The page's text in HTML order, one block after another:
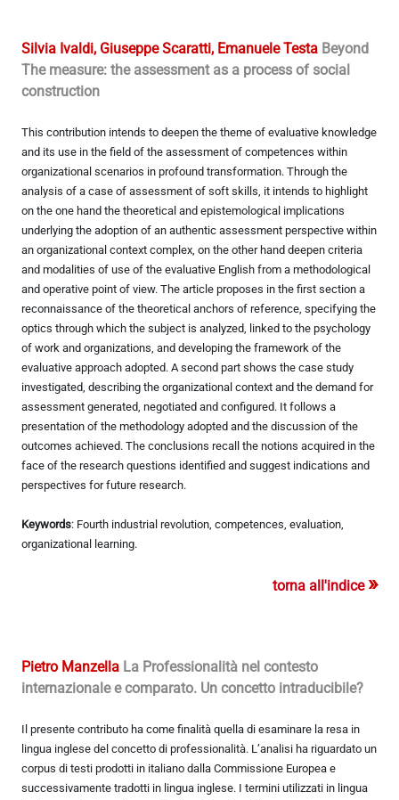
Silvia Ivaldi, Giuseppe Scaratti, Emanuele Testa Beyond
The measure: the assessment as a process of social
construction
This contribution intends to deepen the theme of evaluative knowledge
and its use in the field of the assessment of competences within
organizational scenarios in profound transformation. Through the
analysis of a case of assessment of soft skills, it intends to highlight
on the one hand the theoretical and epistemological implications
underlying the adoption of an authentic assessment perspective within
an organizational context complex, on the other hand deepen criteria
and modalities of use of the evaluative English from a methodological
and operative point of view. The article proposes in the first section a
reconnaissance of the theoretical anchors of reference, specifying the
optics through which the subject is analyzed, linked to the psychology
of work and organizations, and developing the framework of the
evaluative approach adopted. A second part shows the case study
investigated, describing the organizational context and the demand for
assessment generated, negotiated and configured. It follows a
presentation of the methodology adopted and the discussion of the
outcomes achieved. The conclusions recall the notions acquired in the
face of the research questions identified and suggest indications and
perspectives for future research.
Keywords: Fourth industrial revolution, competences, evaluation,
organizational learning.
torna all'indice »
Pietro Manzella La Professionalità nel contesto
internazionale e comparato. Un concetto intraducibile?
Il presente contributo ha come finalità quella di esaminare la resa in
lingua inglese del concetto di professionalità. L’analisi ha riguardato un
corpus di testi prodotti in italiano dalla Commissione Europea e
successivamente tradotti in lingua inglese. I termini utilizzati in lingua